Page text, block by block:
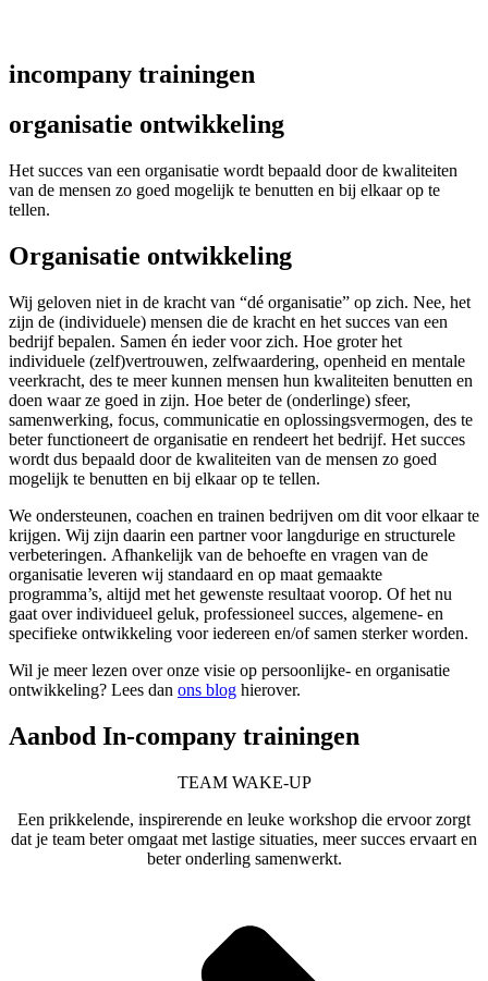
incompany trainingen
organisatie ontwikkeling
Het succes van een organisatie wordt bepaald door de kwaliteiten
van de mensen zo goed mogelijk te benutten en bij elkaar op te
tellen.
Organisatie ontwikkeling
Wij geloven niet in de kracht van “dé organisatie” op zich. Nee, het
zijn de (individuele) mensen die de kracht en het succes van een
bedrijf bepalen. Samen én ieder voor zich. Hoe groter het
individuele (zelf)vertrouwen, zelfwaardering, openheid en mentale
veerkracht, des te meer kunnen mensen hun kwaliteiten benutten en
doen waar ze goed in zijn. Hoe beter de (onderlinge) sfeer,
samenwerking, focus, communicatie en oplossingsvermogen, des te
beter functioneert de organisatie en rendeert het bedrijf. Het succes
wordt dus bepaald door de kwaliteiten van de mensen zo goed
mogelijk te benutten en bij elkaar op te tellen.
We ondersteunen, coachen en trainen bedrijven om dit voor elkaar te
krijgen. Wij zijn daarin een partner voor langdurige en structurele
verbeteringen. Afhankelijk van de behoefte en vragen van de
organisatie leveren wij standaard en op maat gemaakte
programma’s, altijd met het gewenste resultaat voorop. Of het nu
gaat over individueel geluk, professioneel succes, algemene- en
specifieke ontwikkeling voor iedereen en/of samen sterker worden.
Wil je meer lezen over onze visie op persoonlijke- en organisatie
ontwikkeling? Lees dan ons blog hierover.
Aanbod In-company trainingen
TEAM WAKE-UP
Een prikkelende, inspirerende en leuke workshop die ervoor zorgt
dat je team beter omgaat met lastige situaties, meer succes ervaart en
beter onderling samenwerkt.